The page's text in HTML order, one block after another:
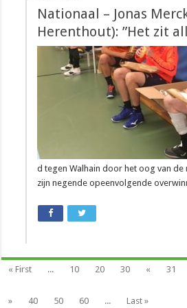
Nationaal – Jonas
Herenthout): ”Het zit
d tegen Walhain door het oog van de
zijn negende opeenvolgende
« First ... 10 20 30 « 31
»
40 50 60 ... Last »